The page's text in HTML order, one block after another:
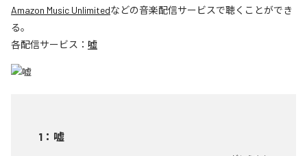
Amazon Music Unlimitedなどの音楽配信サービスで聴くことができ
る。
各配信サービス： 嘘
1 ： 嘘